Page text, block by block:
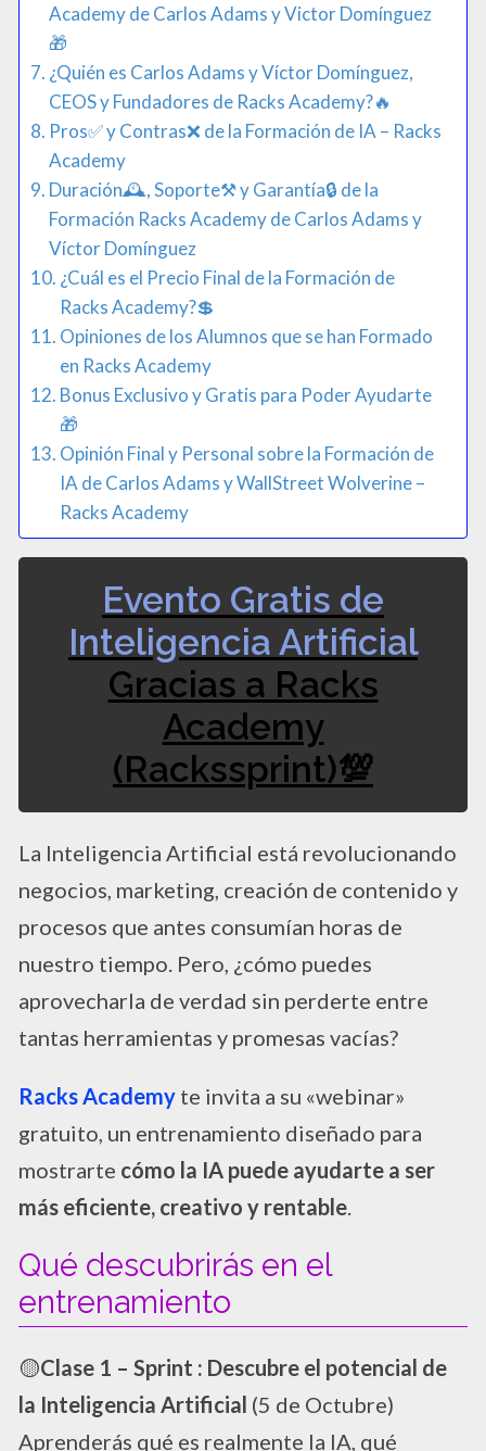
Academy de Carlos Adams y Victor Domínguez
🎁
¿Quién es Carlos Adams y Víctor Domínguez,
CEOS y Fundadores de Racks Academy?​🔥​
Pros✅​ y Contras❌ de la Formación de IA – Racks
Academy
Duración​​🕰️​, Soporte⚒️ y Garantía🔒 de la
Formación Racks Academy de Carlos Adams y
Víctor Domínguez
¿Cuál es el Precio Final de la Formación de
Racks Academy?💲
Opiniones de los Alumnos que se han Formado
en Racks Academy
Bonus Exclusivo y Gratis para Poder Ayudarte
🎁​
Opinión Final y Personal sobre la Formación de
IA de Carlos Adams y WallStreet Wolverine –
Racks Academy
Evento Gratis de
Inteligencia Artificial
Gracias a Racks
Academy
(Rackssprint)💯​
La Inteligencia Artificial está revolucionando
negocios, marketing, creación de contenido y
procesos que antes consumían horas de
nuestro tiempo. Pero, ¿cómo puedes
aprovecharla de verdad sin perderte entre
tantas herramientas y promesas vacías?
Racks Academy te invita a su «webinar»
gratuito, un entrenamiento diseñado para
mostrarte cómo la IA puede ayudarte a ser
más eficiente, creativo y rentable
Qué descubrirás en el
entrenamiento
​🟡Clase 1 – Sprint : Descubre el potencial de
la Inteligencia Artificial (5 de Octubre)
Aprenderás qué es realmente la IA, qué